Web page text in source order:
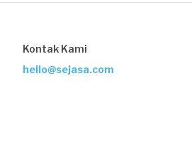
Kontak Kami
hello@sejasa.com